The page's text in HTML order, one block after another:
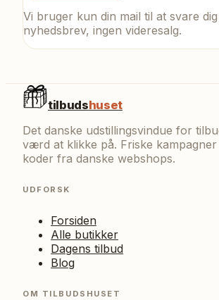
Vi bruger kun din mail til at svare
nyhedsbrev, ingen videresalg.
tilbudshuset
Det danske udstillingsvindue for
værd at klikke på. Friske
koder fra danske webshops.
UDFORSK
Forsiden
Alle butikker
Dagens tilbud
Blog
OM TILBUDSHUSET